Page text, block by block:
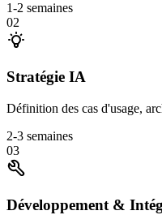
1-2 semaines
02
Stratégie IA
Définition des cas d'usage,
2-3 semaines
03
Développement &